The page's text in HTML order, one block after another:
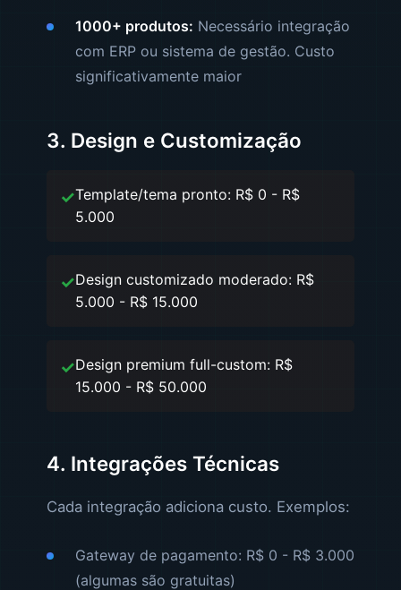
1000+ produtos: Necessário integração
com ERP ou sistema de gestão. Custo
significativamente maior
3. Design e Customização
Template/tema pronto: R$ 0 - R$
5.000
Design customizado moderado: R$
5.000 - R$ 15.000
Design premium full-custom: R$
15.000 - R$ 50.000
4. Integrações Técnicas
Cada integração adiciona custo. Exemplos:
Gateway de pagamento: R$ 0 - R$ 3.000
(algumas são gratuitas)